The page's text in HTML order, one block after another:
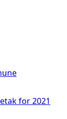
for 2021